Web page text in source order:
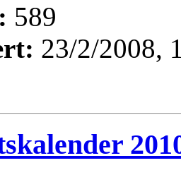
589
23/2/2008,